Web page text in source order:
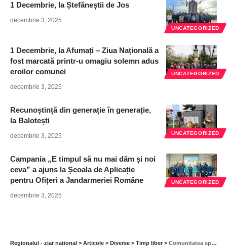
UNCATEGORIZED
1 Decembrie, la Ștefăneștii de Jos
decembrie 3, 2025
UNCATEGORIZED
1 Decembrie, la Afumați – Ziua Națională a
fost marcată printr-u omagiu solemn adus
eroilor comunei
decembrie 3, 2025
UNCATEGORIZED
Recunoștință din generație în generație,
la Balotești
decembrie 3, 2025
UNCATEGORIZED
Campania „E timpul să nu mai dăm și noi
ceva” a ajuns la Școala de Aplicație
pentru Ofițeri a Jandarmeriei Române
decembrie 3, 2025
Regionalul - ziar national > Articole > Diverse > Timp liber > Comunitatea sprijină Şcoala Gimnazială Nr. 1 din Dobroeşti